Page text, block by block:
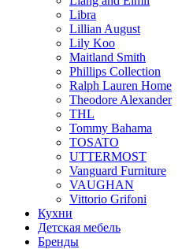
Libra
Lillian August
Lily Koo
Maitland Smith
Phillips Collection
Ralph Lauren Home
Theodore Alexander
THL
Tommy Bahama
TOSATO
UTTERMOST
Vanguard Furniture
VAUGHAN
Vittorio Grifoni
Кухни
Детская мебель
Бренды